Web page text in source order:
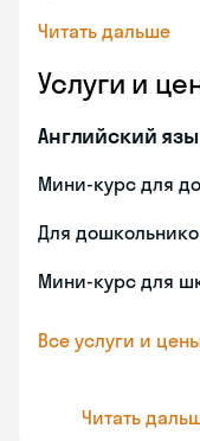
Читать дальше
Услуги и
Английский
Мини-курс для
Для
Мини-курс для
Все услуги и
Читать